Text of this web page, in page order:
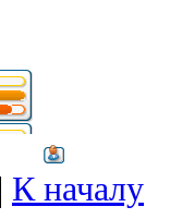
| К началу